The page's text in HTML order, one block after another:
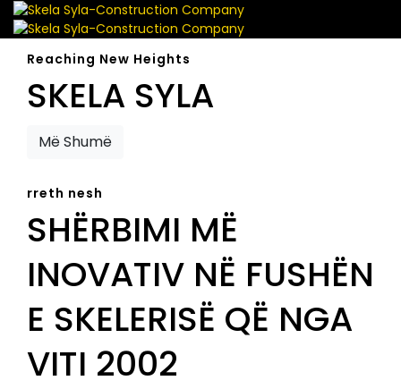
Reaching New Heights
SKELA SYLA
Më Shumë
rreth nesh
SHËRBIMI MË
INOVATIV NË FUSHËN
E SKELERISË QË NGA
VITI 2002